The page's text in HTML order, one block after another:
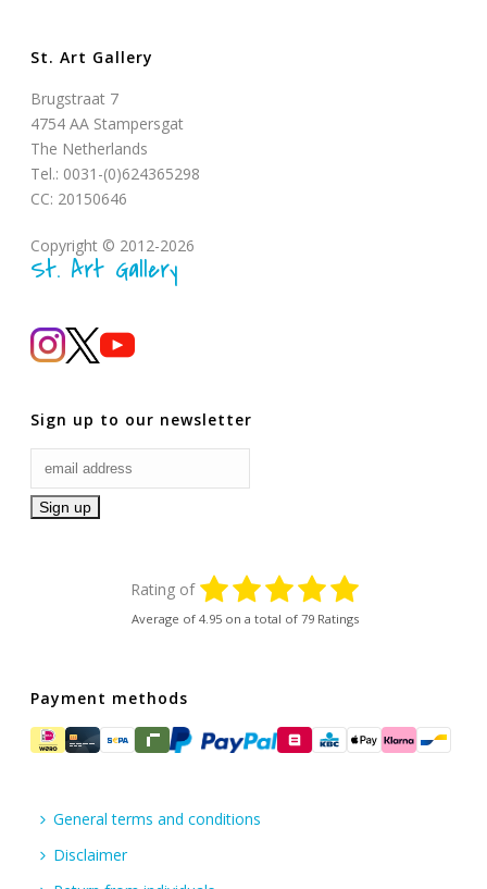
St. Art Gallery
Brugstraat 7
4754 AA Stampersgat
The Netherlands
Tel.: 0031-(0)624365298
CC: 20150646
Copyright © 2012-2026
St. Art Gallery
Sign up to our newsletter
Rating of
Average of 4.95 on a total of 79 Ratings
Payment methods
General terms and conditions
Disclaimer